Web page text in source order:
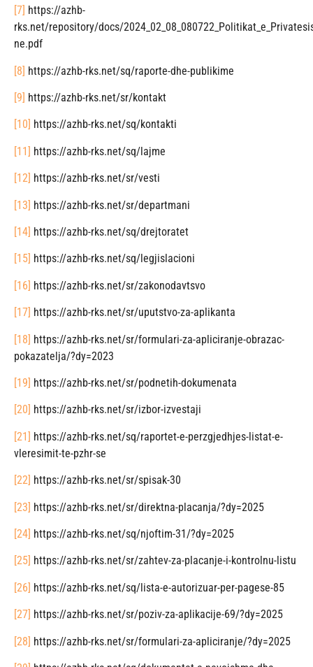
[7] https://azhb-
rks.net/repository/docs/
ne.pdf
[8] https://azhb-rks.net/sq/raporte-dhe-publikime
[9] https://azhb-rks.net/sr/kontakt
[10] https://azhb-rks.net/sq/kontakti
[11] https://azhb-rks.net/sq/lajme
[12] https://azhb-rks.net/sr/vesti
[13] https://azhb-rks.net/sr/departmani
[14] https://azhb-rks.net/sq/drejtoratet
[15] https://azhb-rks.net/sq/legjislacioni
[16] https://azhb-rks.net/sr/zakonodavtsvo
[17] https://azhb-rks.net/sr/uputstvo-za-aplikanta
[18] https://azhb-rks.net/sr/formulari-za-apliciranje-obrazac-
pokazatelja/?dy=2023
[19] https://azhb-rks.net/sr/podnetih-dokumenata
[20] https://azhb-rks.net/sr/izbor-izvestaji
[21] https://azhb-rks.net/sq/raportet-e-perzgjedhjes-listat-e-
vleresimit-te-pzhr-se
[22] https://azhb-rks.net/sr/spisak-30
[23] https://azhb-rks.net/sr/direktna-placanja/?dy=2025
[24] https://azhb-rks.net/sq/njoftim-31/?dy=2025
[25] https://azhb-rks.net/sr/zahtev-za-placanje-i-kontrolnu-listu
[26] https://azhb-rks.net/sq/lista-e-autorizuar-per-pagese-85
[27] https://azhb-rks.net/sr/poziv-za-aplikacije-69/?dy=2025
[28] https://azhb-rks.net/sr/formulari-za-apliciranje/?dy=2025